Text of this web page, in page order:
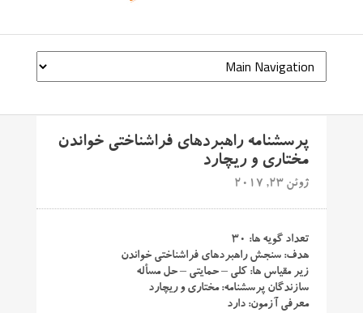
پرسشنامه راهبردهای فراشناختی خواندن
مختاری و ریچارد
ژوئن 23, 2017
تعداد گویه ها: ۳۰
هدف: سنجش راهبردهای فراشناختی خواندن
زیر مقیاس ها: کلی – حمایتی – حل مسأله
سازندگان پرسشنامه: مختاری و ریچارد
معرفی آزمون: دارد